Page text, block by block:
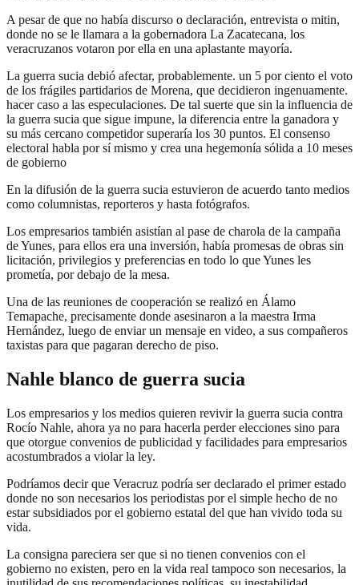
A pesar de que no había discurso o declaración, entrevista o mitin,
donde no se le llamara a la gobernadora La Zacatecana, los
veracruzanos votaron por ella en una aplastante mayoría.
La guerra sucia debió afectar, probablemente. un 5 por ciento el voto
de los frágiles partidarios de Morena, que decidieron ingenuamente.
hacer caso a las especulaciones. De tal suerte que sin la influencia de
la guerra sucia que sigue impune, la diferencia entre la ganadora y
su más cercano competidor superaría los 30 puntos. El consenso
electoral habla por sí mismo y crea una hegemonía sólida a 10 meses
de gobierno
En la difusión de la guerra sucia estuvieron de acuerdo tanto medios
como columnistas, reporteros y hasta fotógrafos.
Los empresarios también asistían al pase de charola de la campaña
de Yunes, para ellos era una inversión, había promesas de obras sin
licitación, privilegios y preferencias en todo lo que Yunes les
prometía, por debajo de la mesa.
Una de las reuniones de cooperación se realizó en Álamo
Temapache, precisamente donde asesinaron a la maestra Irma
Hernández, luego de enviar un mensaje en video, a sus compañeros
taxistas para que pagaran derecho de piso.
Nahle blanco de guerra sucia
Los empresarios y los medios quieren revivir la guerra sucia contra
Rocío Nahle, ahora ya no para hacerla perder elecciones sino para
que otorgue convenios de publicidad y facilidades para empresarios
acostumbrados a violar la ley.
Podríamos decir que Veracruz podría ser declarado el primer estado
donde no son necesarios los periodistas por el simple hecho de no
estar subsidiados por el gobierno estatal del que han vivido toda su
vida.
La consigna pareciera ser que si no tienen convenios con el
gobierno no existen, pero en la vida real tampoco son necesarios, la